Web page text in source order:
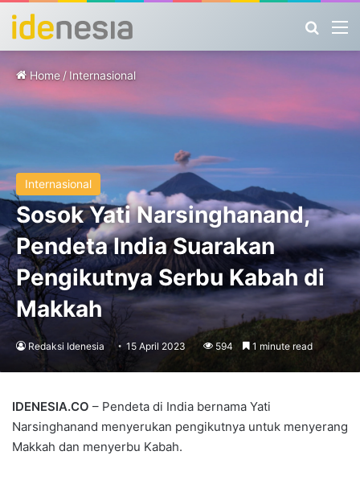
Home / Internasional
Internasional
Sosok Yati Narsinghanand,
Pendeta India Suarakan
Pengikutnya Serbu Kabah di
Makkah
Redaksi Idenesia 15 April 2023 594 1 minute read
IDENESIA.CO – Pendeta di India bernama Yati
Narsinghanand menyerukan pengikutnya untuk menyerang
Makkah dan menyerbu Kabah.